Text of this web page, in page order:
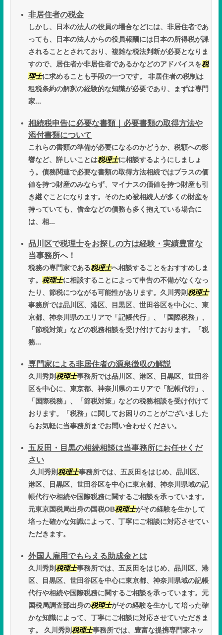
非居住者の税金
しかし、日本の法人の役員の場合などには、非居住者であ
っても、日本の法人からの役員報酬には日本の所得税が課
されることとされており、複雑な税法判断が必要となりま
すので、居住者か非居住者であるかなどのアドバイスを税
理士に求めることも手段の一つです。 非居住者の税制は
租税条約の解釈の経験的な知識が必要であり、まずは専門
家...
相続税申告に必要な書類｜必要書類の取得方法や
添付書類について
これらの書類の準備が必要になるのかどうか、税額への影
響など、詳しいことは税理士に相談するようにしましょ
う。債務関連で必要な書類の取得方法相続ではプラスの価
値を持つ財産のみならず、マイナスの価値を持つ財産も引
き継ぐことになります。そのため被相続人が多くの財産を
持っていても、借金などの債務も多く抱えている場合に
は、相...
品川区で税理士をお探しの方は経験・実績豊富な
当事務所へ！
税務の専門家である税理士へ相談することをおすすめしま
す。 税理士に相談することによって申告の不備がなくなっ
たり、節税につながる可能性があります。久川秀則税理士
事務所では品川区、港区、目黒区、世田谷区を中心に、東
京都、神奈川県のエリアで「記帳代行」、「国際税務」、
「節税対策」などの税務相談を受け付けております。「税
務...
専門家による非居住者の源泉徴収の解説
久川秀則税理士事務所では品川区、港区、目黒区、世田谷
区を中心に、東京都、神奈川県のエリアで「記帳代行」、
「国際税務」、「節税対策」などの税務相談を受け付けて
おります。「税務」に関してお困りのことがございました
らお気軽に当事務所までお問い合わせください。
五反田・目黒の相続相談は当事務所にお任せくだ
さい
久川秀則税理士事務所では、五反田をはじめ、品川区、
港区、目黒区、世田谷区を中心に東京都、神奈川県域の記
帳代行や相続や国際税務に関するご相談を承っています。
元東京国税局出身の国税OB税理士がその経験を生かして
培った確かな知識によって、丁寧にご相談に対応させてい
ただきます。
外国人雇用でもらえる助成金とは
久川秀則税理士事務所では、五反田をはじめ、品川区、港
区、目黒区、世田谷区を中心に東京都、神奈川県域の記帳
代行や相続や国際税務に関するご相談を承っています。元
国税局調査部出身の税理士がその経験を生かして培った確
かな知識によって、丁寧にご相談に対応させていただきま
す。 久川秀則税理士事務所では、豊富な提携専門家ネッ